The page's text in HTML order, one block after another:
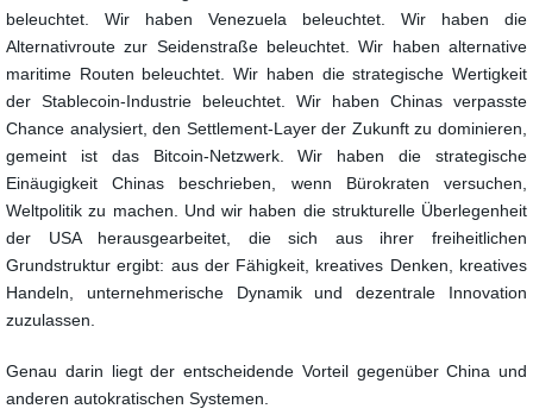
beleuchtet. Wir haben Venezuela beleuchtet. Wir haben die
Alternativroute zur Seidenstraße beleuchtet. Wir haben alternative
maritime Routen beleuchtet. Wir haben die strategische Wertigkeit
der Stablecoin-Industrie beleuchtet. Wir haben Chinas verpasste
Chance analysiert, den Settlement-Layer der Zukunft zu dominieren,
gemeint ist das Bitcoin-Netzwerk. Wir haben die strategische
Einäugigkeit Chinas beschrieben, wenn Bürokraten versuchen,
Weltpolitik zu machen. Und wir haben die strukturelle Überlegenheit
der USA herausgearbeitet, die sich aus ihrer freiheitlichen
Grundstruktur ergibt: aus der Fähigkeit, kreatives Denken, kreatives
Handeln, unternehmerische Dynamik und dezentrale Innovation
zuzulassen.
Genau darin liegt der entscheidende Vorteil gegenüber China und
anderen autokratischen Systemen.